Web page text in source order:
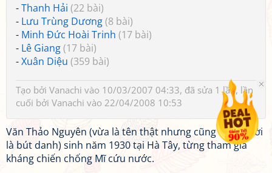
-Thanh Hải (22 bài)
- Lưu Trùng Dương(8 bài)
- Minh Đức Hoài Trinh (17 bài)
- Lê Giang(17 bài)
-Xuân Diệu (359 bài)
Tạo bởi Vanachi vào 10/03/2007 04:33, đã sửa 1 lần, lần
cuối bởi Vanachi vào 22/04/2008 10:53
Văn Thảo Nguyên (vừa là tên thật nhưng cũng đồng thời
là bút danh) sinh năm 1930 tại Hà Tây, từng tham gia
kháng chiến chống Mĩ cứu nước.